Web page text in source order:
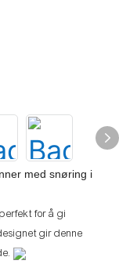
med snøring i
for å gi
gir denne